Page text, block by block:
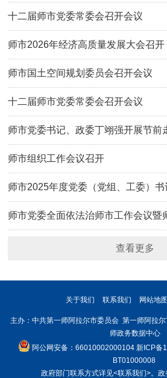
十二届师市党委常委会召开会议
师市2026年经济高质量发展大会召开
师市国土空间规划委员会召开会议
十二届师市党委常委会召开会议
师市党委书记、政委丁翊强开展节前
师市组织工作会议召开
师市2025年度党委（党组、工委）
工作述职评议会召开
师市党委全面依法治师市工作会议暨
查看更多
关于我们 联系我们 网站地图
主办：中共第一师阿拉尔市委员会 第一师阿拉
师政务数据中心
阿公网安备：66010002000104 新ICP备
BT01000008
政府部门联系方式详见<联系我们>。政